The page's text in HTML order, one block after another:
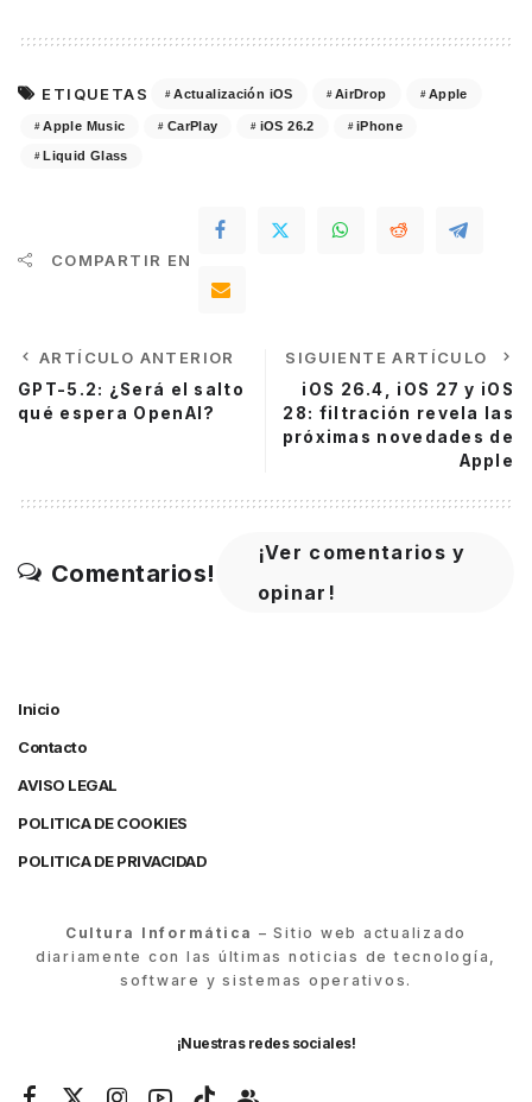
ETIQUETAS Actualización iOS AirDrop Apple
Apple Music CarPlay iOS 26.2 iPhone
Liquid Glass
COMPARTIR EN
ARTÍCULO ANTERIOR
GPT-5.2: ¿Será el salto
qué espera OpenAI?
SIGUIENTE ARTÍCULO
iOS 26.4, iOS 27 y iOS
28: filtración revela las
próximas novedades de
Apple
Comentarios!
¡Ver comentarios y
opinar!
Inicio
Contacto
AVISO LEGAL
POLITICA DE COOKIES
POLITICA DE PRIVACIDAD
Cultura Informática – Sitio web actualizado
diariamente con las últimas noticias de tecnología,
software y sistemas operativos.
¡Nuestras redes sociales!